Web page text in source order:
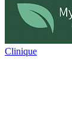
Clinique